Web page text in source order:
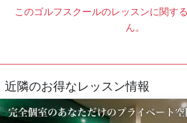
このゴルフスクールのレッスンに関す
ん。
近隣のお得なレッスン情報